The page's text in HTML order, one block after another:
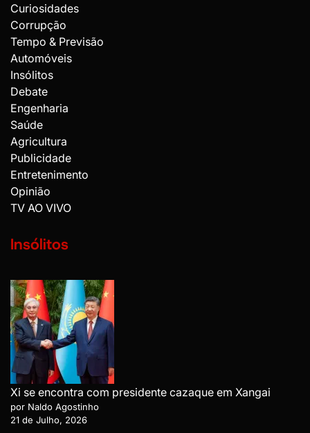
Curiosidades
Corrupção
Tempo & Previsão
Automóveis
Insólitos
Debate
Engenharia
Saúde
Agricultura
Publicidade
Entretenimento
Opinião
TV AO VIVO
Insólitos
Xi se encontra com presidente cazaque em Xangai
por Naldo Agostinho
21 de Julho, 2026